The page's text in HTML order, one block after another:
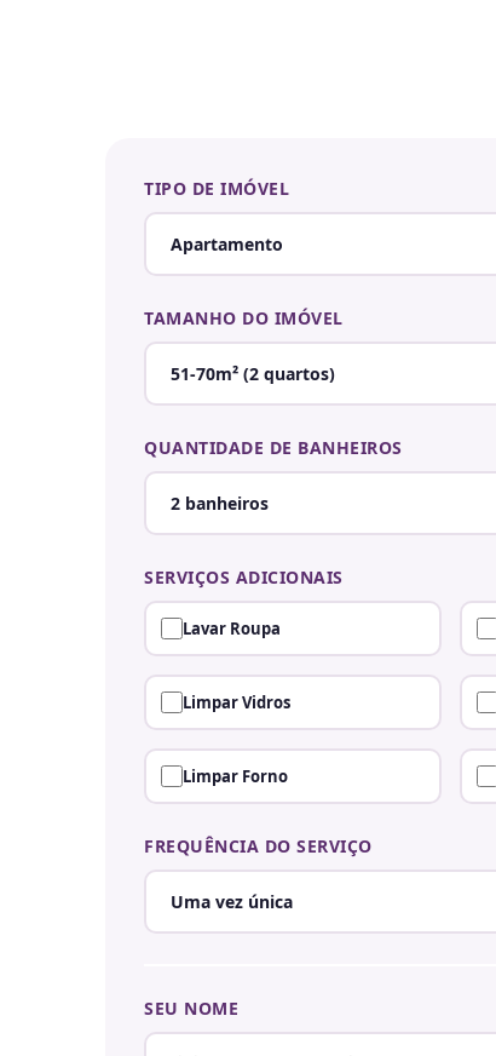
TIPO DE IMÓVEL
TAMANHO DO IMÓVEL
QUANTIDADE DE BANHEIROS
SERVIÇOS ADICIONAIS
Lavar Roupa
Limpar Vidros
Limpar Forno
FREQUÊNCIA DO SERVIÇO
SEU NOME